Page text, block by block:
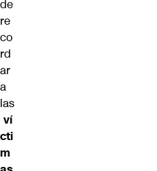
de
re
co
rd
ar
a
las
ví
cti
m